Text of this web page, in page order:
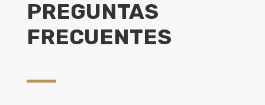
PREGUNTAS
FRECUENTES